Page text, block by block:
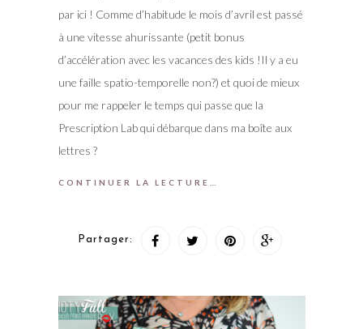
par ici ! Comme d’habitude le mois d’avril est passé
à une vitesse ahurissante (petit bonus
d’accélération avec les vacances des kids !Il y a eu
une faille spatio-temporelle non?) et quoi de mieux
pour me rappeler le temps qui passe que la
Prescription Lab qui débarque dans ma boîte aux
lettres ?
CONTINUER LA LECTURE…
Partager: